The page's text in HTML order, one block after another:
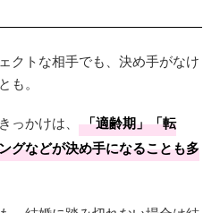
クトな相手でも、決め手がなけ
も。
っかけは、
「適齢期」「転
グなどが決め手になることも多